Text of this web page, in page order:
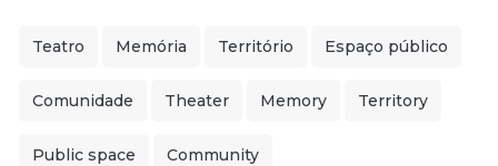
Teatro Memória Território Espaço público
Comunidade Theater Memory Territory
Public space Community